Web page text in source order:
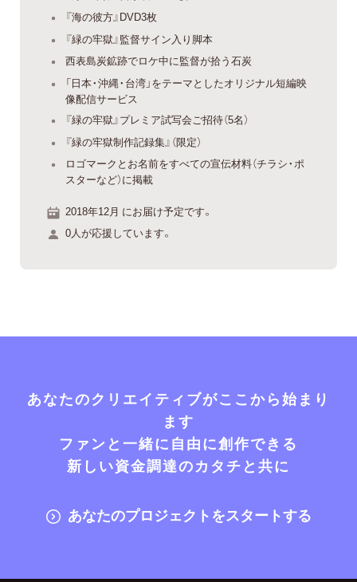
『海の彼方』DVD3枚
『緑の牢獄』監督サイン入り脚本
西表島炭鉱跡でロケ中に監督が拾う石炭
「日本・沖縄・台湾」をテーマとしたオリジナル短編映
像配信サービス
『緑の牢獄』プレミア試写会ご招待（5名）
『緑の牢獄制作記録集』（限定）
ロゴマークとお名前をすべての宣伝材料（チラシ・ポ
スターなど）に掲載
2018年12月 にお届け予定です。
0人が応援しています。
あなたのクリエイティブがここから始まり
ます
ファンと一緒に自由に創作できる
新しい資金調達のカタチと共に
あなたのプロジェクトをスタートする